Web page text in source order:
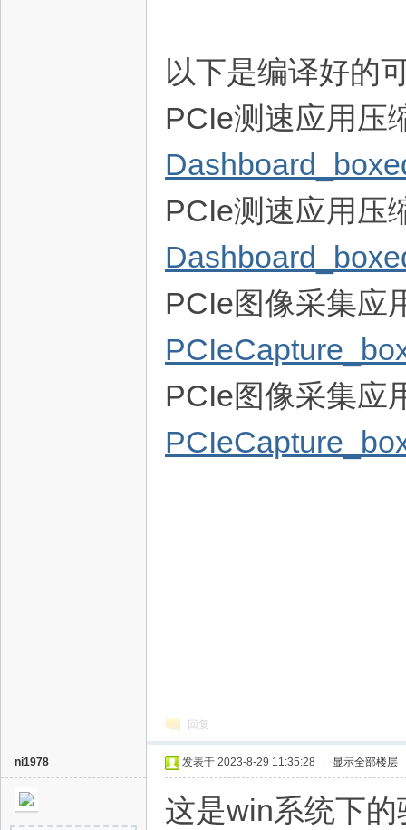
以下是编译好的
PCIe测速应用压
PCIe测速应用压
PCIe图像采集应
PCIe图像采集应
回复
ni1978 发表于 2023-8-29 11:35:28 显示全部楼层
这是win系统下的